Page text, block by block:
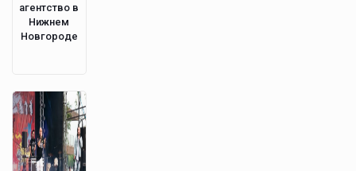
агентство в
Нижнем
Новгороде